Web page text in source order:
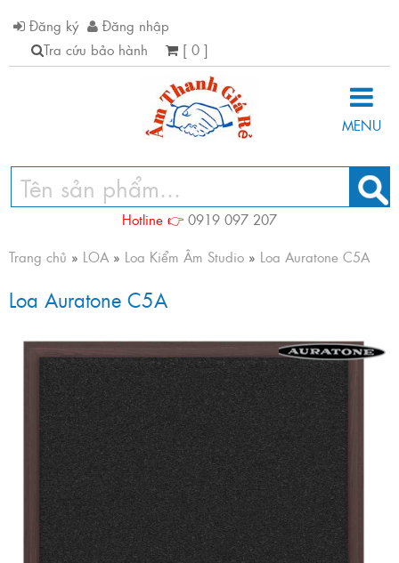
Đăng ký
Đăng nhập
Tra cứu bảo hành
[ 0 ]
MENU
Hotline 👉 0919 097 207
Trang chủ » LOA » Loa Kiểm Âm Studio » Loa Auratone C5A
Loa Auratone C5A